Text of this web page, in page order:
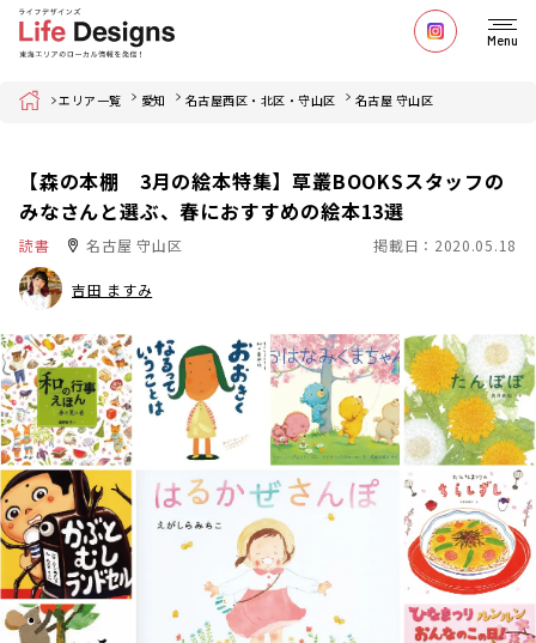
Menu
Home エリア一覧 愛知 名古屋西区・北区・守山区 名古屋 守山区
【森の本棚 3月の絵本特集】草叢BOOKSスタッフの
みなさんと選ぶ、春におすすめの絵本13選
読書 名古屋 守山区 掲載日：2020.05.18
吉田 ますみ